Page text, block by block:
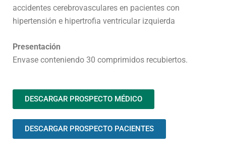
accidentes cerebrovasculares en pacientes con
hipertensión e hipertrofia ventricular izquierda
Presentación
Envase conteniendo 30 comprimidos recubiertos.
DESCARGAR PROSPECTO MÉDICO
DESCARGAR PROSPECTO PACIENTES